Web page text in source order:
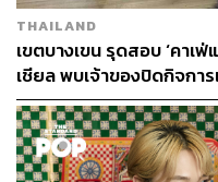
THAILAND
เขตบางเขน รุดสอบ ‘คาเ
เชียล พบเจ้าของปิดกิจก
เร่งหาบ้านใหม่ให้น้องแมว